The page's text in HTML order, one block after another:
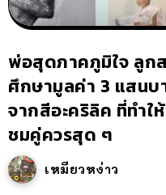
พ่อสุดภาคภูมิใจ ลูก
ศึกษามูลค่า 3 แสนบ
จากสีอะคริลิค ที่ทำใ
ชมคู่ควรสุด ๆ
เหมียวหง่าว